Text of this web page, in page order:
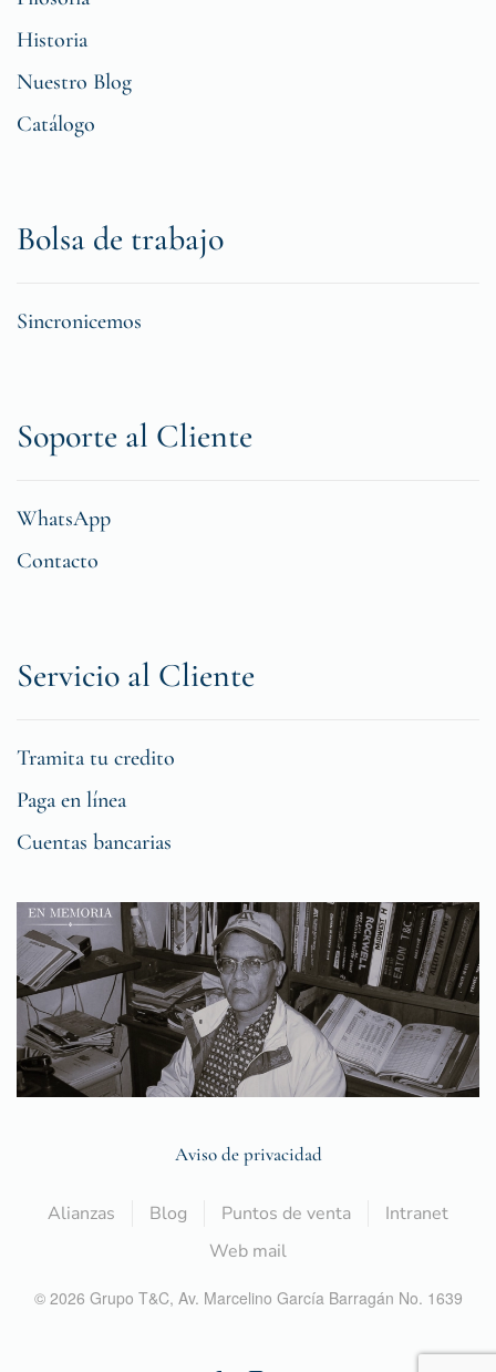
Historia
Nuestro Blog
Catálogo
Bolsa de trabajo
Sincronicemos
Soporte al Cliente
WhatsApp
Contacto
Servicio al Cliente
Tramita tu credito
Paga en línea
Cuentas bancarias
Aviso de privacidad
Alianzas Blog Puntos de venta
Intranet
Web mail
© 2026 Grupo T&C, Av. Marcelino García Barragán No. 1639